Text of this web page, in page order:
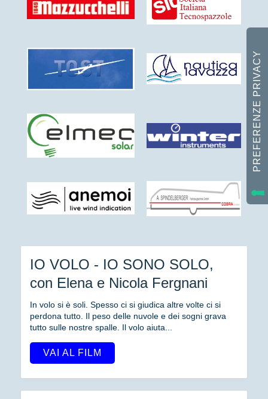
IO VOLO - IO SONO SOLO,
con Elena e Nicola Fergnani
In volo si è soli. Spesso ci si giudica altre volte ci si
perdona tutto. Il peso delle nuvole e dei sogni grava
tutto sulle nostre spalle. Il volo aiuta...
VAI AL FILM